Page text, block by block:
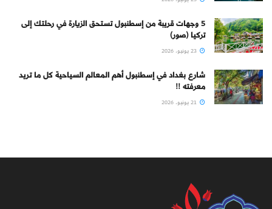
5 وجهات قريبة من إسطنبول تستحق الزيارة في رحلتك إلى
تركيا (صور)
شارع بغداد في إسطنبول أهم المعالم السياحية كل ما تريد
معرفته !!